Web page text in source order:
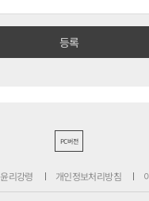
PC버전
윤리강령 개인정보처리방침